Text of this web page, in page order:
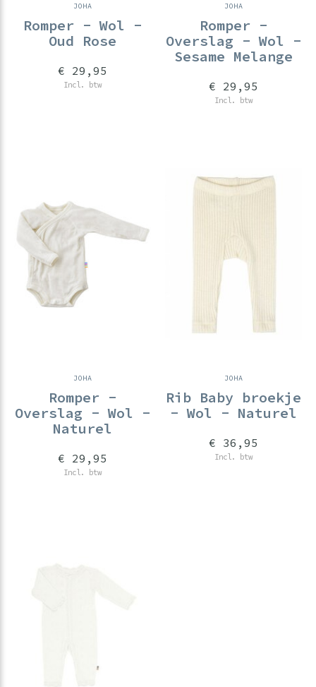
JOHA
Romper - Wol -
Oud Rose
€ 29,95
Incl. btw
JOHA
Romper -
Overslag - Wol -
Sesame Melange
€ 29,95
Incl. btw
JOHA
Romper -
Overslag - Wol -
Naturel
€ 29,95
Incl. btw
JOHA
Rib Baby broekje
- Wol - Naturel
€ 36,95
Incl. btw